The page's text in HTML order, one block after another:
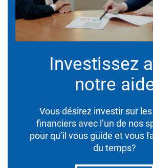
Investissez
notre
Vous désirez investir sur
financiers avec l’un de nos
pour qu’il vous guide et vous
du temps?